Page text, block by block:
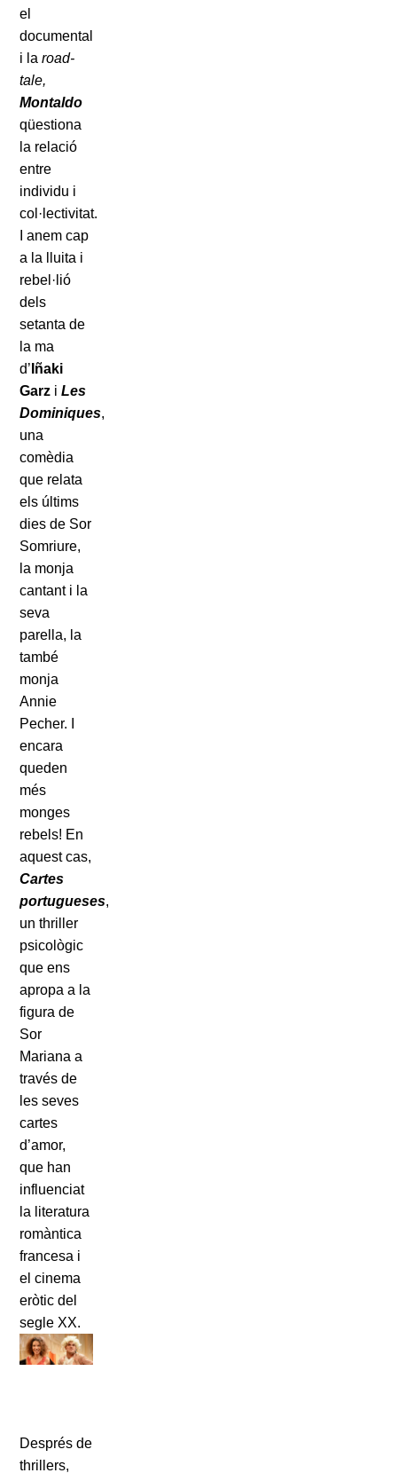
el
documental
i laroad-
tale,
Montaldo
qüestiona
la relació
entre
individu i
col·lectivitat.
I anem cap
a la lluita i
rebel·lió
dels
setanta de
la ma
d’ Iñaki
Garz iLes
Dominiques,
una
comèdia
que relata
els últims
dies de Sor
Somriure,
la monja
cantant i la
seva
parella, la
també
monja
Annie
Pecher. I
encara
queden
més
monges
rebels! En
aquest cas,
Cartes
portugueses,
un thriller
psicològic
que ens
apropa a la
figura de
Sor
Mariana a
través de
les seves
cartes
d’amor,
que han
influenciat
la literatura
romàntica
francesa i
el cinema
eròtic del
segle XX.
Després de
thrillers,